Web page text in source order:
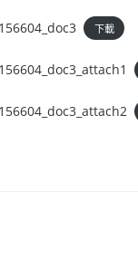
下載